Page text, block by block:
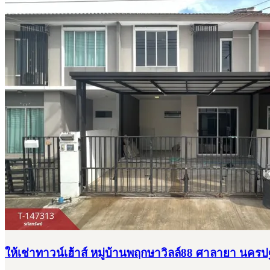
ให้เช่าทาวน์เฮ้าส์ หมู่บ้านพฤกษาวิลล์88 ศาลายา นคร